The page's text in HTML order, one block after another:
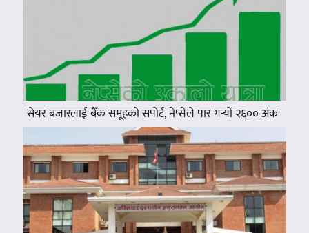
सेयर बजारलाई बैँक समूहको सपोर्ट, नेप्सेले पार गर्‍यो २६०० अंक